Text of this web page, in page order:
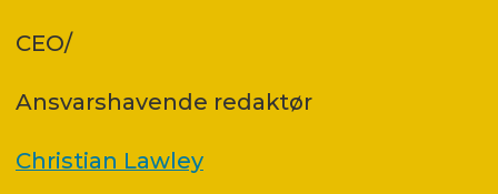
CEO/
Ansvars­havende redaktør
Christian Lawley